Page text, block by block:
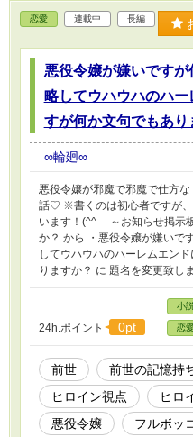
恋愛 連載中 長編
悪役令嬢が嫌いです
略してウハウハのハ
すが何か文句でもあり
∞輪廻∞
悪役令嬢が邪魔で邪魔で仕方
話♡ ※書くのは初心者ですが、
います！(^^ゝ ～お知らせ掲示
か？ から ・悪役令嬢が嫌いで
してウハウハのハーレムエン
りますか？ に 題名を変更致し
24h.ポイント 0pt
小説
恋
前世 前世の記憶持
ヒロイン視点
ヒロ
悪役令嬢
フルボッ